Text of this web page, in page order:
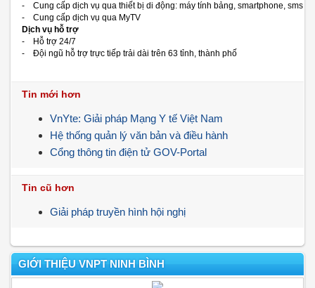
- Cung cấp dịch vụ qua thiết bị di động: máy tính bảng, smartphone, sms
- Cung cấp dịch vụ qua MyTV
Dịch vụ hỗ trợ
- Hỗ trợ 24/7
- Đội ngũ hỗ trợ trực tiếp trải dài trên 63 tỉnh, thành phố
Tin mới hơn
VnYte: Giải pháp Mạng Y tế Việt Nam
Hệ thống quản lý văn bản và điều hành
Cổng thông tin điện tử GOV-Portal
Tin cũ hơn
Giải pháp truyền hình hội nghị
GIỚI THIỆU VNPT NINH BÌNH